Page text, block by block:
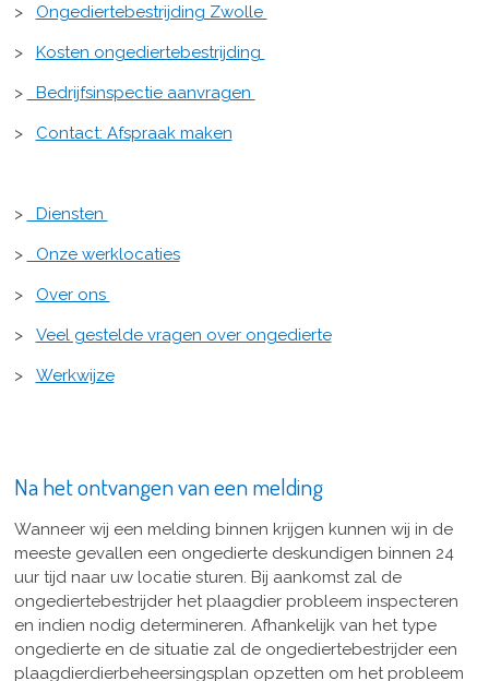
> Ongediertebestrijding Zwolle
> Kosten ongediertebestrijding
> Bedrijfsinspectie aanvragen
> Contact: Afspraak maken
> Diensten
> Onze werklocaties
> Over ons
> Veel gestelde vragen over ongedierte
> Werkwijze
Na het ontvangen van een melding
Wanneer wij een melding binnen krijgen kunnen wij in de
meeste gevallen een ongedierte deskundigen binnen 24
uur tijd naar uw locatie sturen. Bij aankomst zal de
ongediertebestrijder het plaagdier probleem inspecteren
en indien nodig determineren. Afhankelijk van het type
ongedierte en de situatie zal de ongediertebestrijder een
plaagdierdierbeheersingsplan opzetten om het probleem